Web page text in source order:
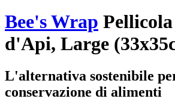
Bee's Wrap
d'Api, Large
L'alternativa sostenibile
conservazione di alimenti